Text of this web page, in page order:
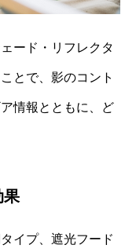
ード・リフレクタ
とで、影のコント
情報とともに、ど
果
イプ、遮光フード